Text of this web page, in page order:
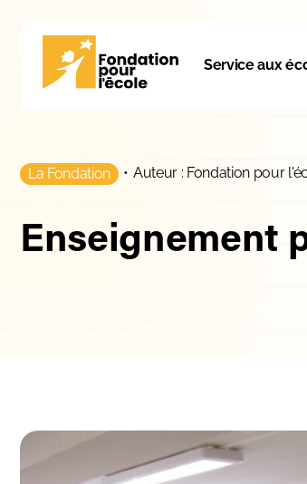
Service aux
La Fondation • Auteur : Fondation pour
Enseignement